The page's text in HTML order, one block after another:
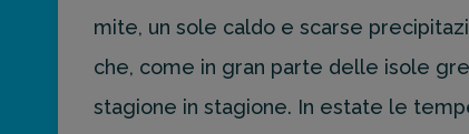
preventivo
personalizzato
per la tua
prossima
mite, un sole caldo e scarse
che, come in gran parte delle isole
stagione in stagione. In estate le